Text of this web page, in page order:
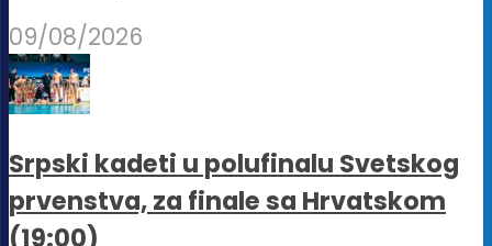
09/08/2026
Srpski kadeti u polufinalu Svetskog
prvenstva, za finale sa Hrvatskom
(19:00)